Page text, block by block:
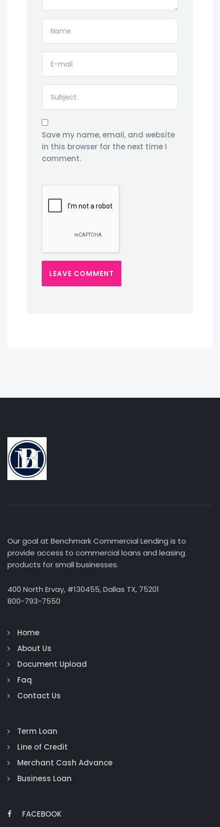
Save my name, email, and website
in this browser for the next time I
comment.
Our goal at Benchmark Commercial Lending is to
provide access to commercial loans and leasing
products for small businesses.
400 North Ervay, #130455, Dallas TX, 75201
800-793-7550
Home
About Us
Document Upload
Faq
Contact Us
Term Loan
Line of Credit
Merchant Cash Advance
Business Loan
FACEBOOK